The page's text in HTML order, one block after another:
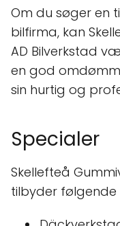
Om du søger en
bilfirma, kan
AD Bilverkstad
en god
sin hurtig og
Specialer
Skellefteå
tilbyder følgende